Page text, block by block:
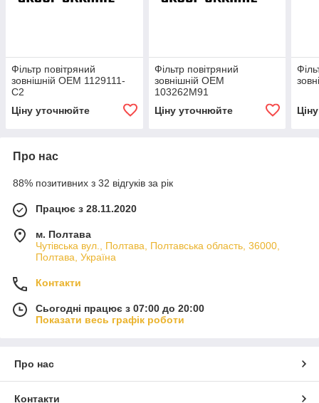
Фільтр повітряний
зовнішній OEM 1129111-
C2
Ціну уточнюйте
Фільтр повітряний
зовнішній OEM
103262M91
Ціну уточнюйте
Про нас
88% позитивних з 32 відгуків за рік
Працює з 28.11.2020
м. Полтава
Чутівська вул., Полтава, Полтавська область, 36000,
Полтава, Україна
Контакти
Сьогодні працює з 07:00 до 20:00
Показати весь графік роботи
Про нас
Контакти